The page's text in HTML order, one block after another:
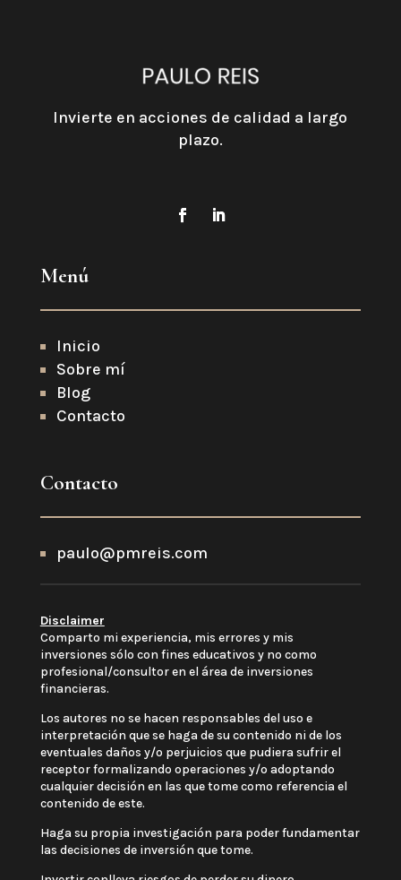
Invierte en acciones de calidad a largo
plazo.
Menú
Inicio
Sobre mí
Blog
Contacto
Contacto
paulo@pmreis.com
Disclaimer
Comparto mi experiencia, mis errores y mis
inversiones sólo con fines educativos y no como
profesional/consultor en el área de inversiones
financieras.
Los autores no se hacen responsables del uso e
interpretación que se haga de su contenido ni de los
eventuales daños y/o perjuicios que pudiera sufrir el
receptor formalizando operaciones y/o adoptando
cualquier decisión en las que tome como referencia el
contenido de este.
Haga su propia investigación para poder fundamentar
las decisiones de inversión que tome.